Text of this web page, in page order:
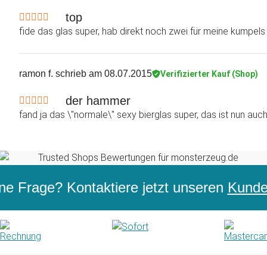
top
fide das glas super, hab direkt noch zwei für meine
ramon f. schrieb am 08.07.2015 Verifizierter Kauf (Shop)
der hammer
fand ja das \"normale\" sexy bierglas super, das ist nun
Frage? Kontaktiere jetzt unseren